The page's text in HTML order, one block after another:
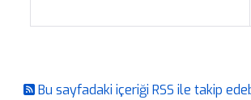
Bu sayfadaki içeriği RSS ile takip